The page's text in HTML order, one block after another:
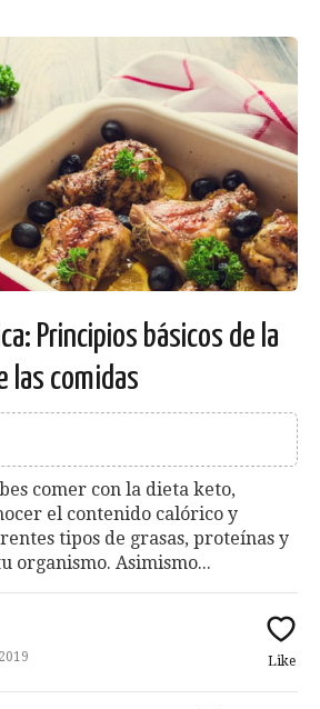
Principios básicos de la
las comidas
comer con la dieta keto,
el contenido calórico y
tipos de grasas, proteínas y
organismo. Asimismo...
Like